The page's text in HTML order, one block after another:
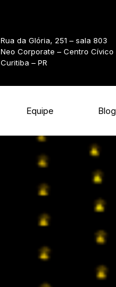
Rua da Glória, 251 – sala 803
Neo Corporate – Centro Cívico
Curitiba – PR
Equipe Blog